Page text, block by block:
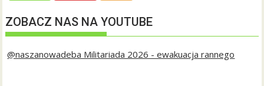
ZOBACZ NAS NA YOUTUBE
@naszanowadeba Militariada 2026 - ewakuacja rannego